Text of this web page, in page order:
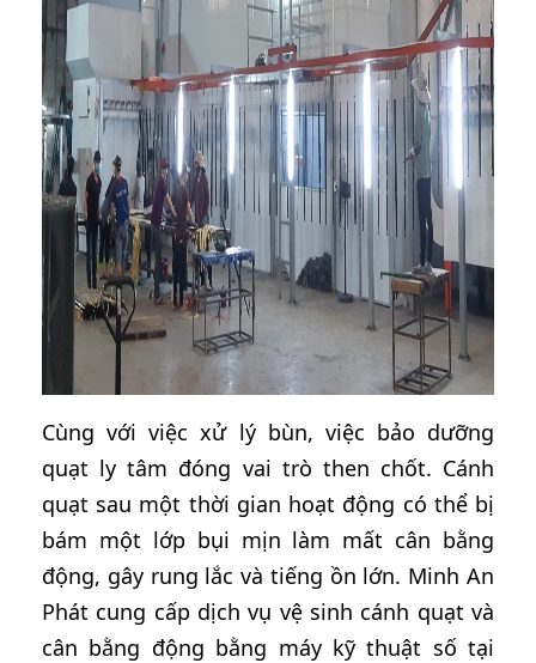
Cùng với việc xử lý bùn, việc bảo dưỡng
quạt ly tâm đóng vai trò then chốt. Cánh
quạt sau một thời gian hoạt động có thể bị
bám một lớp bụi mịn làm mất cân bằng
động, gây rung lắc và tiếng ồn lớn. Minh An
Phát cung cấp dịch vụ vệ sinh cánh quạt và
cân bằng động bằng máy kỹ thuật số tại